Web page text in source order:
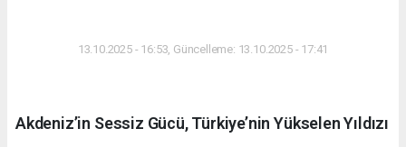
13.10.2025 - 16:53, Güncelleme: 13.10.2025 - 17:41
Akdeniz’in Sessiz Gücü, Türkiye’nin Yükselen Yıldızı